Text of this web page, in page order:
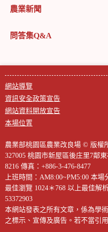
農業新聞
問答集Q&A
網站導覽
資訊安全政策宣告
網站資料開放宣告
本場位置
農業部桃園區農業改良場 © 版權
327005 桃園市新屋區後庄里7鄰
8216 傳真：+886-3-476-8477
上班時間：AM8:00~PM5:00 本場
最佳瀏覽 1024＊768 以上最佳解
53372903
本網站發表之所有文章，係為學
之標示、宣傳及廣告。若不當引